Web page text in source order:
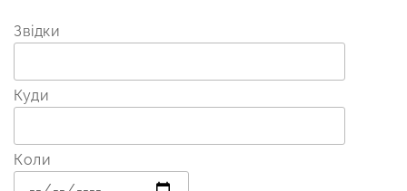
Звідки
Куди
Коли